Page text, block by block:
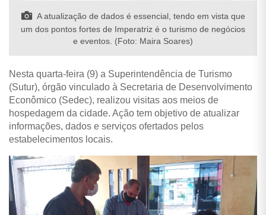
A atualização de dados é essencial, tendo em vista que
um dos pontos fortes de Imperatriz é o turismo de negócios
e eventos. (Foto: Maira Soares)
Nesta quarta-feira (9) a Superintendência de Turismo
(Sutur), órgão vinculado à Secretaria de Desenvolvimento
Econômico (Sedec), realizou visitas aos meios de
hospedagem da cidade. Ação tem objetivo de atualizar
informações, dados e serviços ofertados pelos
estabelecimentos locais.